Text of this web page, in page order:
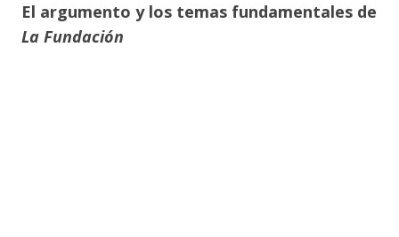
El argumento y los temas fundamentales de
La Fundación